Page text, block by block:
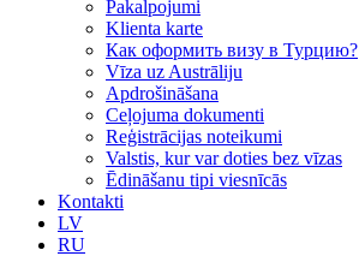
Рakalpojumi
Klienta karte
Как оформить визу в Турцию?
Vīza uz Austrāliju
Apdrošināšana
Ceļojuma dokumenti
Reģistrācijas noteikumi
Valstis, kur var doties bez vīzas
Ēdināšanu tipi viesnīcās
Kontakti
LV
RU